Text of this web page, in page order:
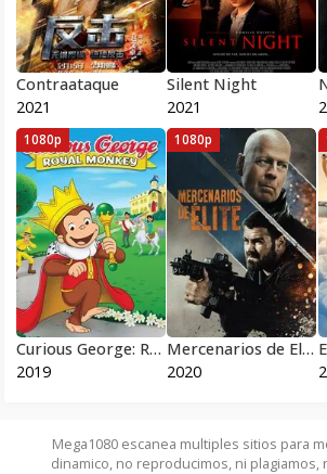
Contraataque
2021
Silent Night
2021
Curious George: Royal Monkey
2019
1080p
Mercenarios de Elite
2020
1080p
Mega1080 escanea multiples sitios para
dinamico, no reproducimos, ni plagiamos,